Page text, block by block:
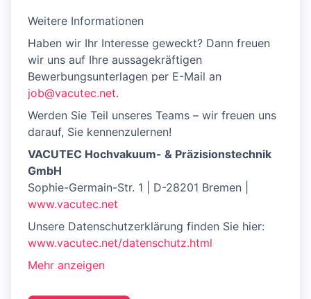
Weitere Informationen
Haben wir Ihr Interesse geweckt? Dann freuen
wir uns auf Ihre aussagekräftigen
Bewerbungsunterlagen per E-Mail an
job@vacutec.net.
Werden Sie Teil unseres Teams – wir freuen uns
darauf, Sie kennenzulernen!
VACUTEC Hochvakuum- & Präzisionstechnik
GmbH
Sophie-Germain-Str. 1 | D-28201 Bremen |
www.vacutec.net
Unsere Datenschutzerklärung finden Sie hier:
www.vacutec.net/datenschutz.html
Mehr anzeigen